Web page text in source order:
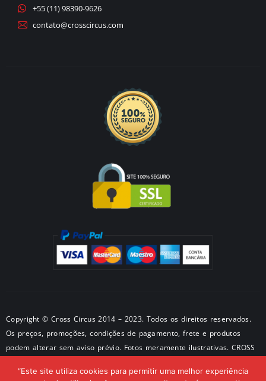
+55 (11) 98390-9626
contato@crosscircus.com
Copyright © Cross Circus 2014 – 2023. Todos os direitos reservados.
Os preços, promoções, condições de pagamento, frete e produtos
podem alterar sem aviso prévio. Fotos meramente ilustrativas. CROSS
Endereço: São Paulo – SP
“Este site utiliza cookies para permitir uma melhor experiência